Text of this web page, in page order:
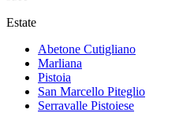
Estate
Abetone Cutigliano
Marliana
Pistoia
San Marcello Piteglio
Serravalle Pistoiese